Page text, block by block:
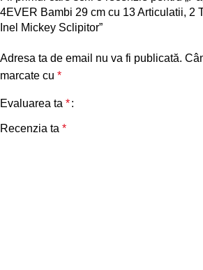
4EVER Bambi 29 cm cu 13 Articulatii, 2
Inel Mickey Sclipitor”
Adresa ta de email nu va fi publicată.
marcate cu *
Evaluarea ta *
Recenzia ta *